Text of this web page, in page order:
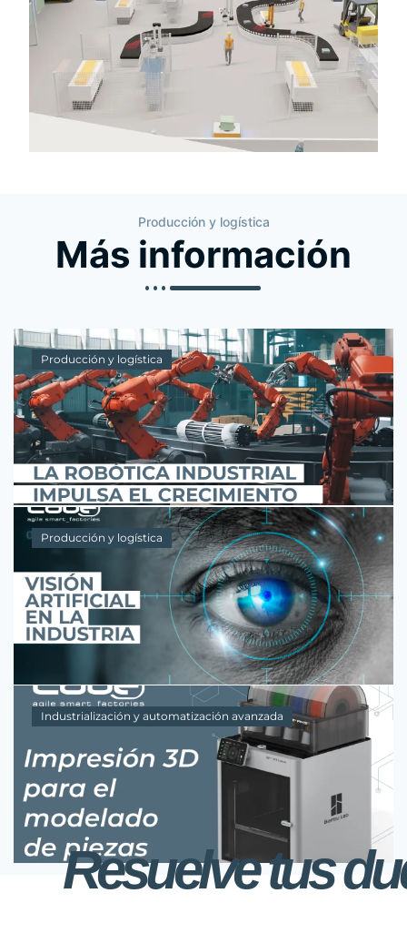
Producción y logística
Más información
Industrialización y automatización avanzada
Automatización y robotización
de procesos industriales
La robotización industrial se refiere al uso de robots
para realizar tareas específicas como ensamblar,
soldar, pintar, manipular o empaquetar....
Herramientas de Gestión de la Producción
Robot móviles en la industria farmacéutica
En la última década, la robótica móvil ha emergido
como una herramienta tecnológica fundamental en
diversos sectores industriales, y la...
Industrialización y automatización avanzada
Optimización de la Cadena de Suministro
Farmacéutica a través de la Robótica
La automatización en la cadena de suministro
farmacéutica representa un avance tecnológico
crucial que ha revolucionado la manera en que...
Resuelve tus